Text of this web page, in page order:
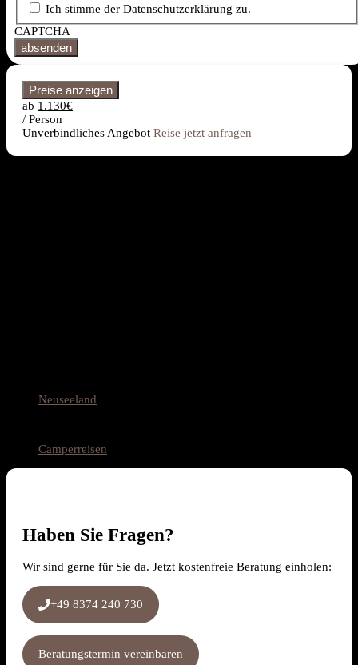
Ich stimme der Datenschutzerklärung zu.
CAPTCHA
Preise anzeigen
ab 1.130€
/ Person
Unverbindliches Angebot Reise jetzt anfragen
Neuseeland
Camperreisen
Haben Sie Fragen?
Wir sind gerne für Sie da. Jetzt kostenfreie Beratung einholen:
+49 8374 240 730
Beratungstermin vereinbaren